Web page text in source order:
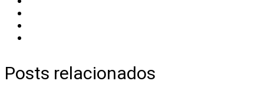
Posts relacionados